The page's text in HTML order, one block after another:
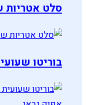
סלט אטריות
בוריטו